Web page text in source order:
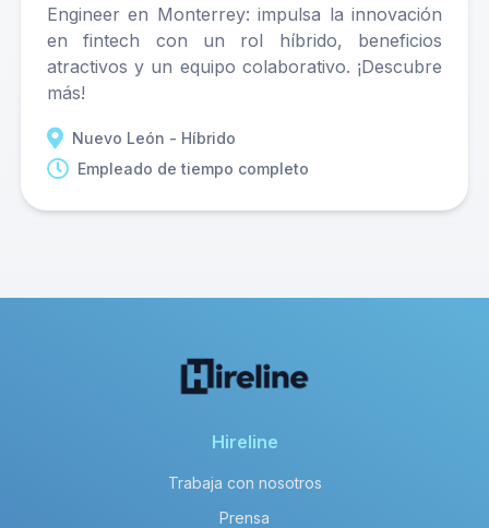
Engineer en Monterrey: impulsa la innovación
en fintech con un rol híbrido, beneficios
atractivos y un equipo colaborativo. ¡Descubre
más!
Nuevo León - Híbrido
Empleado de tiempo completo
Hireline
Trabaja con nosotros
Prensa